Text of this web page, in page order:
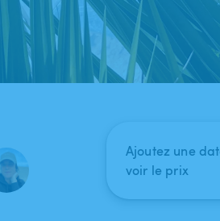
Ajoutez une
voir le prix